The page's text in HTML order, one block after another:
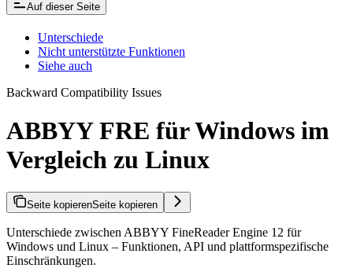
Auf dieser Seite
Unterschiede
Nicht unterstützte Funktionen
Siehe auch
Backward Compatibility Issues
ABBYY FRE für Windows im
Vergleich zu Linux
Seite kopierenSeite kopieren
Unterschiede zwischen ABBYY FineReader Engine 12 für
Windows und Linux – Funktionen, API und plattformspezifische
Einschränkungen.